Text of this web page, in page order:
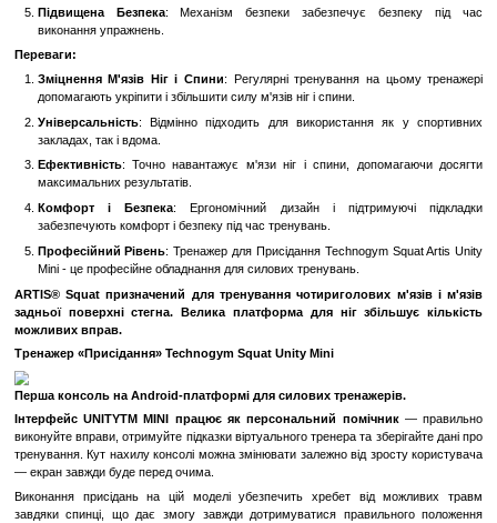
для розвитку силових характеристик нижньої частини тіла.
тренажер, ви можете працювати над квадрицепсами, біцепсами
спини і ягодичними м'язами, що дозволяє ефективно формувати
та стегон.
Особливості:
Ергономічний Дизайн
вам правильно встановити тіло для ефективного виконання
Регульований Механізм
дозволяє підлаштувати інтенсивність тренувань під свої
Широкий Діапазон Рухів: Тренажер надає можливість різних
для розвитку різних частин нижньої частини тіла.
Стабільна Конструкція: Міцна конструкція забезпечує
тренувань.
Підвищена Безпека: Механізм безпеки забезпечує
Переваги:
Зміцнення М'язів Ніг і Спини: Регулярні тренування на
допомагають укріпити і збільшити силу м'язів ніг і спини.
Універсальність: Відмінно підходить для використання
закладах, так і вдома.